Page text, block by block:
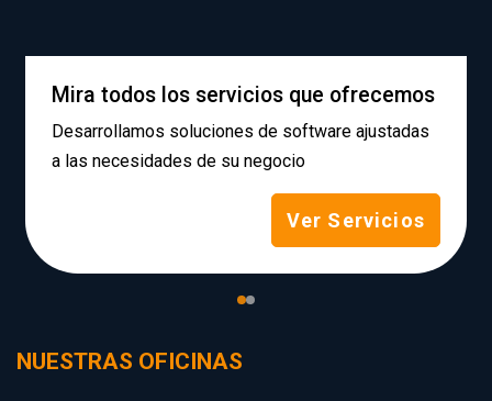
Mira todos los servicios que ofrecemos
Desarrollamos soluciones de software ajustadas
a las necesidades de su negocio
Ver Servicios
NUESTRAS OFICINAS